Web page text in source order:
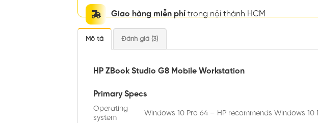
Giao hàng miễn phí trong nội thành HCM
Mô tả Đánh giá (3)
HP ZBook Studio G8 Mobile Workstation
Primary Specs
Operating
system
Windows 10 Pro 64 – HP recommends Windows 10